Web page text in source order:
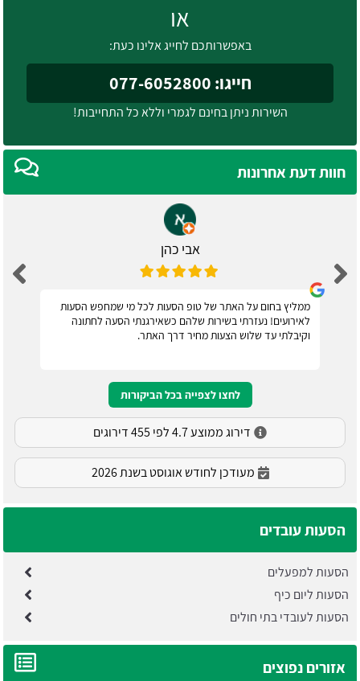
או
באפשרותכם לחייג אלינו כעת:
חייגו: 077-6052800
השירות ניתן בחינם לגמרי וללא כל התחייבות!
חוות דעת אחרונות
אבי כהן
ממליץ בחום על האתר של טופ הסעות לכל מי שמחפש הסעות
לאירועים! נעזרתי בשירות שלהם כשאירגנתי הסעה לחתונה
וקיבלתי עד שלוש הצעות מחיר דרך האתר.
לחצו לצפייה בכל הביקורות
דירוג ממוצע 4.7 לפי 455 דירוגים
מעודכן לחודש אוגוסט בשנת 2026
הסעות עובדים
הסעות למפעלים
הסעות ליום כיף
הסעות לעובדי בתי חולים
אזורים נפוצים